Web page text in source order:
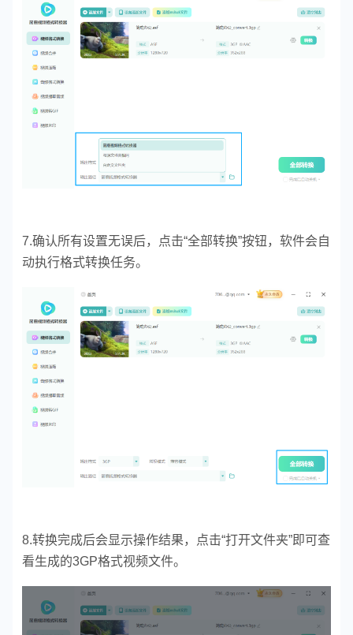
7.确认所有设置无误后，点击“全部转换”按钮，软件会自
动执行格式转换任务。
8.转换完成后会显示操作结果，点击“打开文件夹”即可查
看生成的3GP格式视频文件。